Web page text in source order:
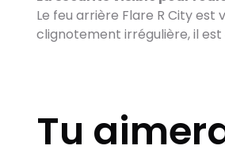
Le feu arrière Flare R City
clignotement irrégulière, il est
Tu